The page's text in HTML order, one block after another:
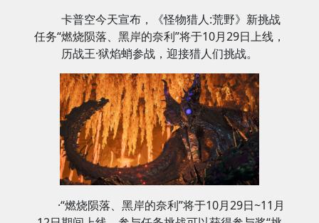
卡普空今天宣布，《怪物猎人:荒野》新挑战
任务“燃烧陨落、黑岸的奈利”将于10月29日上线，
历战王·狱焰蛸参战，迎接猎人们挑战。
·“燃烧陨落、黑岸的奈利”将于10月29日~11月